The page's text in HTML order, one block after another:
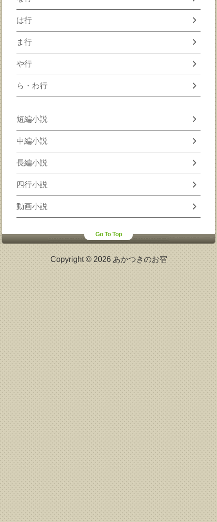
は行 chevron_right
ま行 chevron_right
や行 chevron_right
ら・わ行 chevron_right
短編小説 chevron_right
中編小説 chevron_right
長編小説 chevron_right
四行小説 chevron_right
動画小説 chevron_right
Go To Top
Copyright © 2026 あかつきのお宿